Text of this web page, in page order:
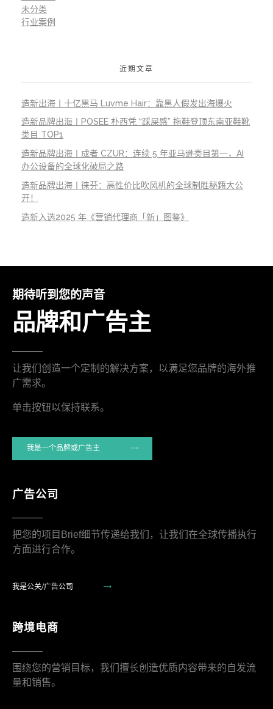
未分类
行业案例
近期文章
造新出海丨十亿黑马 Luvme Hair：靠黑人假发出海爆火
造新品牌出海丨POSEE 朴西凭 “踩屎感” 拖鞋登顶东南亚鞋靴
类目 TOP1
造新品牌出海丨成者 CZUR：连续 5 年亚马逊类目第一，AI
办公设备的全球化破局之路
造新品牌出海丨徕芬：高性价比吹风机的全球制胜秘籍大公
开！
造新入选2025 年《营销代理商「新」图鉴》
期待听到您的声音
品牌和广告主
让我们创造一个定制的解决方案，以满足您品牌的海外推
广需求。
单击按钮以保持联系。
我是一个品牌或广告主
广告公司
把您的项目Brief细节传递给我们，让我们在全球传播执行
方面进行合作。
我是公关/广告公司
跨境电商
围绕您的营销目标，我们擅长创造优质内容带来的自发流
量和销售。